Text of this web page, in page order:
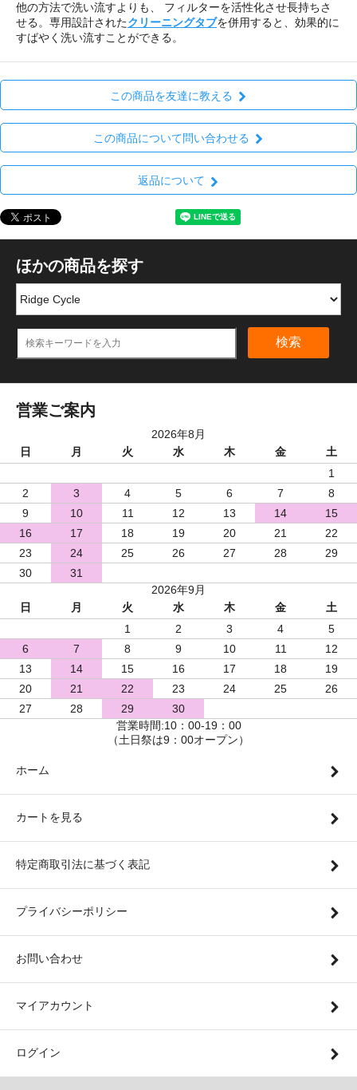
他の方法で洗い流すよりも、 フィルターを活性化させ長持ちさ
せる。専用設計されたクリーニングタブを併用すると、効果的に
すばやく洗い流すことができる。
この商品を友達に教える
この商品について問い合わせる
返品について
ほかの商品を探す
検索
営業ご案内
2026年8月
日
月 火 水 木 金
土
1
2
3 4 5 6 7
8
9
10 11 12 13 14
15
16
17 18 19 20 21
22
23
24 25 26 27 28
29
30
31
2026年9月
日
月 火 水 木 金
土
1
2 3 4
5
6
7 8 9 10 11
12
13
14 15 16 17 18
19
20
21 22 23 24 25
26
27
28 29
30
営業時間:10：00-19：00
（土日祭は9：00オープン）
ホーム
カートを見る
特定商取引法に基づく表記
プライバシーポリシー
お問い合わせ
マイアカウント
ログイン